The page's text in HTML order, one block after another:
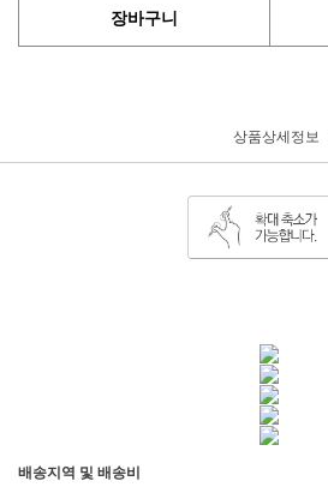
장바구니
상품상세정보
배송지역 및 배송비